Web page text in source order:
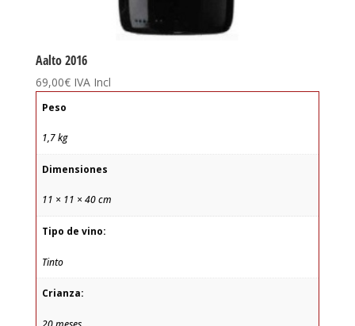
Aalto 2016
69,00€ IVA Incl
Peso
1,7 kg
Dimensiones
11 × 11 × 40 cm
Tipo de vino:
Tinto
Crianza: